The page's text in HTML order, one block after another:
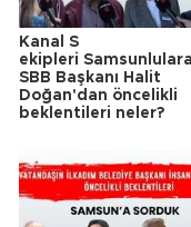
Kanal S
ekipleri
SBB Başkanı Halit
Doğan'dan öncelikli
beklentileri neler?